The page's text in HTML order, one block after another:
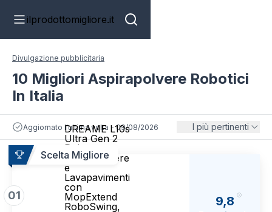
ilprodottomigliore.it
Divulgazione pubblicitaria
10 Migliori Aspirapolvere Robotici
In Italia
Aggiornato l'ultima volta - 09/08/2026 I più pertinenti
Scelta Migliore
01
DREAME L10s
Ultra Gen 2
Robot
Aspirapolvere
e
Lavapavimenti
con
MopExtend
RoboSwing,
9,8